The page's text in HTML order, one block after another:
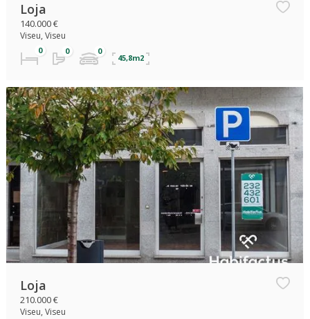
Loja
140.000 €
Viseu, Viseu
45,8m2
Loja
210.000 €
Viseu, Viseu